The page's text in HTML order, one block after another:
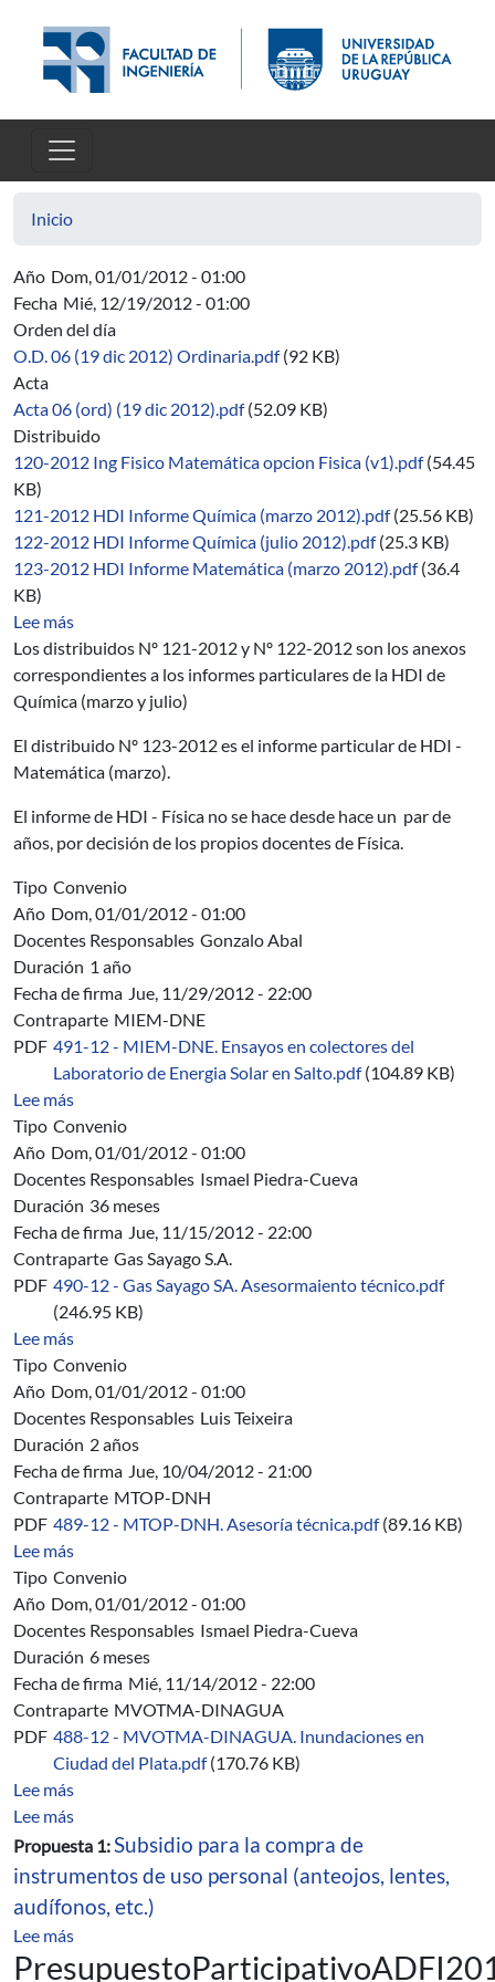
Inicio
Año Dom, 01/01/2012 - 01:00
Fecha Mié, 12/19/2012 - 01:00
Orden del día
O.D. 06 (19 dic 2012) Ordinaria.pdf (92 KB)
Acta
Acta 06 (ord) (19 dic 2012).pdf (52.09 KB)
Distribuido
120-2012 Ing Fisico Matemática opcion Fisica (v1).pdf (54.45
KB)
121-2012 HDI Informe Química (marzo 2012).pdf (25.56 KB)
122-2012 HDI Informe Química (julio 2012).pdf (25.3 KB)
123-2012 HDI Informe Matemática (marzo 2012).pdf (36.4
KB)
Lee mássobre 06/2012-2014
Los distribuidos Nº 121-2012 y Nº 122-2012 son los anexos
correspondientes a los informes particulares de la HDI de
Química (marzo y julio)
El distribuido Nº 123-2012 es el informe particular de HDI -
Matemática (marzo).
El informe de HDI - Física no se hace desde hace un par de
años, por decisión de los propios docentes de Física.
Tipo Convenio
Año Dom, 01/01/2012 - 01:00
Docentes Responsables Gonzalo Abal
Duración 1 año
Fecha de firma Jue, 11/29/2012 - 22:00
Contraparte MIEM-DNE
PDF 491-12 - MIEM-DNE. Ensayos en colectores del
Laboratorio de Energia Solar en Salto.pdf (104.89 KB)
Lee mássobre 491/12 - MIEM-DNE. Ensayos térmicos de
Tipo Convenio
Año Dom, 01/01/2012 - 01:00
Docentes Responsables Ismael Piedra-Cueva
Duración 36 meses
Fecha de firma Jue, 11/15/2012 - 22:00
Contraparte Gas Sayago S.A.
PDF 490-12 - Gas Sayago SA. Asesormaiento técnico.pdf
(246.95 KB)
Lee mássobre 490/12 - Gas Sayago S.A. - Convenio de
Tipo Convenio
Año Dom, 01/01/2012 - 01:00
Docentes Responsables Luis Teixeira
Duración 2 años
Fecha de firma Jue, 10/04/2012 - 21:00
Contraparte MTOP-DNH
PDF 489-12 - MTOP-DNH. Asesoría técnica.pdf (89.16 KB)
Lee mássobre 489/12 - MTOP-DNH. Convenio Específico de
Tipo Convenio
Año Dom, 01/01/2012 - 01:00
Docentes Responsables Ismael Piedra-Cueva
Duración 6 meses
Fecha de firma Mié, 11/14/2012 - 22:00
Contraparte MVOTMA-DINAGUA
PDF 488-12 - MVOTMA-DINAGUA. Inundaciones en
Ciudad del Plata.pdf (170.76 KB)
Lee mássobre 488/12 - MVOTMA-DINAGUA. Estudio de
Lee mássobre Presupuesto Participativo ADFI 2012
Propuesta 1:Subsidio para la compra de
instrumentos de uso personal (anteojos, lentes,
audífonos, etc.)
Lee mássobre Presupuesto Participativo ADFI 2012